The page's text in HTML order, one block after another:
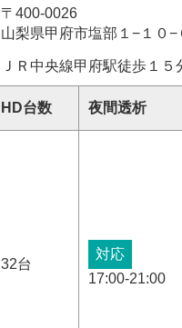
〒400-0026
山梨県甲府市塩部１−１０−
ＪＲ中央線甲府駅徒歩１５
HD台数 夜間透析
32台
対応
17:00-21:00